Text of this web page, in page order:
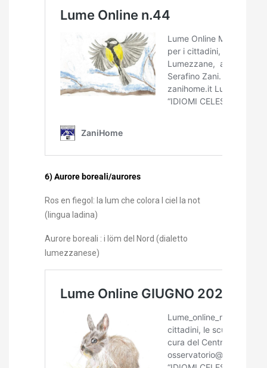
6) Aurore boreali/aurores
Ros en fiegol: la lum che colora l ciel la not
(lingua ladina)
Aurore boreali : i löm del Nord (dialetto
lumezzanese)